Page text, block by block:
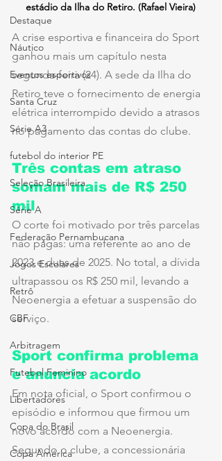
Destaque
Náutico
Eventos esportivos
Santa Cruz
Série A3
futebol do interior PE
Seleção Brasileira
Série A
Federação Pernambucana
Jogos Escolares
Retrô
CBF
Arbitragem
Futebol Feminino
Libertadores
Copa do Brasil
Copa América
estádio da Ilha do Retiro. (Rafael Vieira)
A crise esportiva e financeira do Sport
ganhou mais um capítulo nesta
segunda-feira (24). A sede da Ilha do
Retiro teve o fornecimento de energia
elétrica interrompido devido a atrasos
no pagamento das contas do clube.
Três contas em atraso
somam mais de R$ 250
mil
O corte foi motivado por três parcelas
não pagas: uma referente ao ano de
2023 e duas de 2025. No total, a dívida
ultrapassou os R$ 250 mil, levando a
Neoenergia a efetuar a suspensão do
serviço.
Sport confirma problema
e anuncia acordo
Em nota oficial, o Sport confirmou o
episódio e informou que firmou um
novo acordo com a Neoenergia.
Segundo o clube, a concessionária